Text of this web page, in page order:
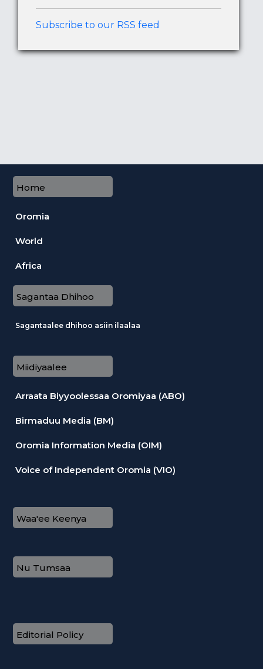
Subscribe to our RSS feed
Home
Oromia
World
Africa
Sagantaa Dhihoo
Sagantaalee dhihoo asiin ilaalaa
Miidiyaalee
Arraata Biyyoolessaa Oromiyaa (ABO)
Birmaduu Media (BM)
Oromia Information Media (OIM)
Voice of Independent Oromia (VIO)
Waa'ee Keenya
Nu Tumsaa
Editorial Policy